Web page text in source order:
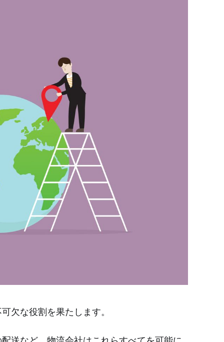
欠な役割を果たします。